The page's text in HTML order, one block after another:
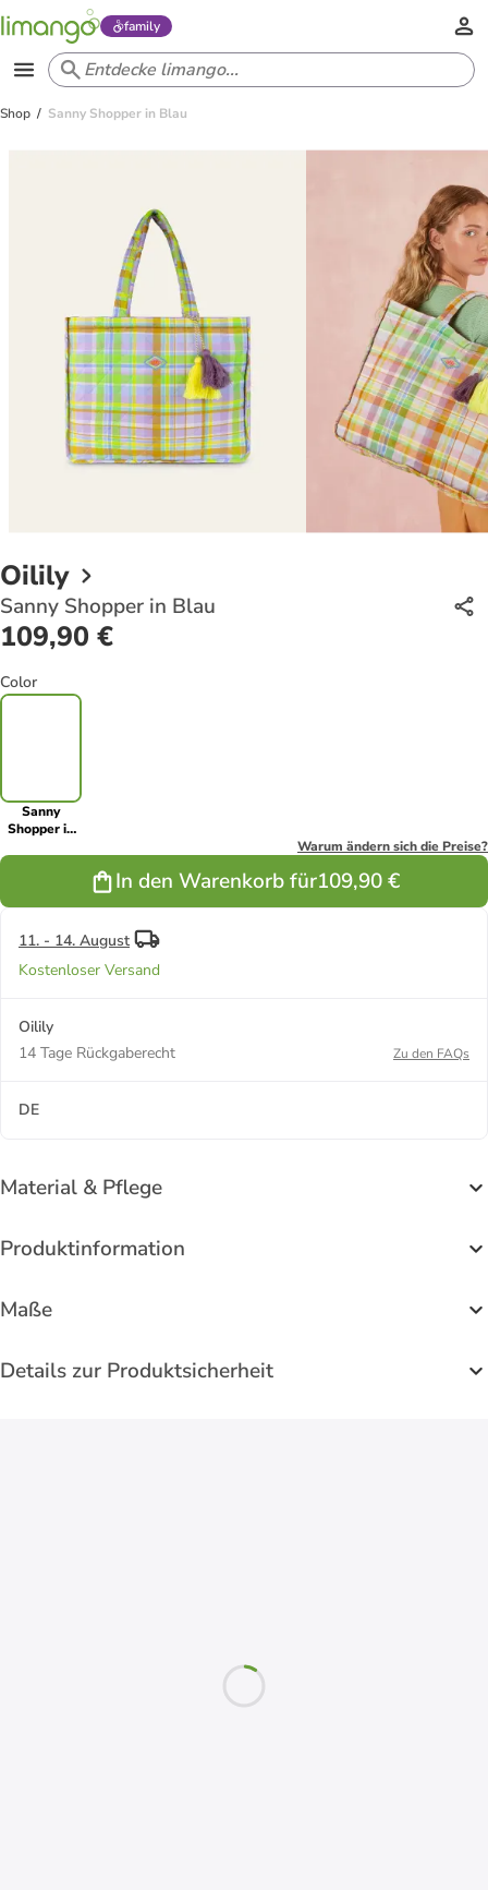
family
Shop Sanny Shopper in Blau
Oilily
Sanny Shopper in Blau
109,90 €
Color
Sanny
Shopper in
Warum ändern sich die Preise?
In den Warenkorb für109,90 €
11. - 14. August
Kostenloser Versand
Oilily
14 Tage Rückgaberecht
Zu den FAQs
DE
Material & Pflege
Produktinformation
Maße
Details zur Produktsicherheit